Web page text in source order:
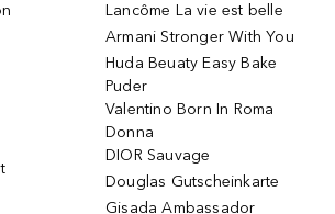
Lancôme La vie est belle
Armani Stronger With You
Huda Beuaty Easy Bake
Puder
Valentino Born In Roma
Donna
DIOR Sauvage
Douglas Gutscheinkarte
Gisada Ambassador